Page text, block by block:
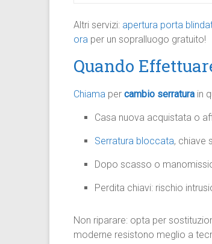
Altri servizi: apertura porta
ora per un sopralluogo gratuito!
Quando
Chiama per cambio serratura in
Casa nuova acquistata o
Serratura bloccata, chiave
Dopo scasso o
Perdita chiavi: rischio
Non riparare: opta per
moderne resistono meglio a